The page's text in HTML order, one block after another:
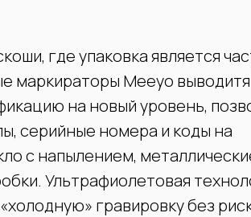
где упаковка является
маркираторы Meeyo
на новый уровень,
серийные номера и коды на
с напылением,
Ультрафиолетовая
гравировку без